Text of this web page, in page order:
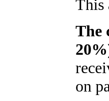
This
The
on